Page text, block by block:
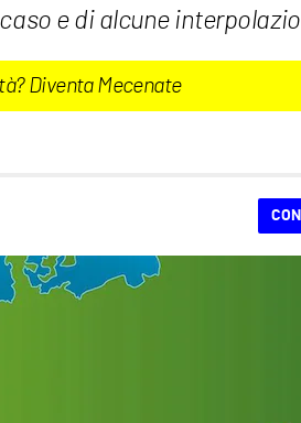
e di alcune
Diventa Mecenate